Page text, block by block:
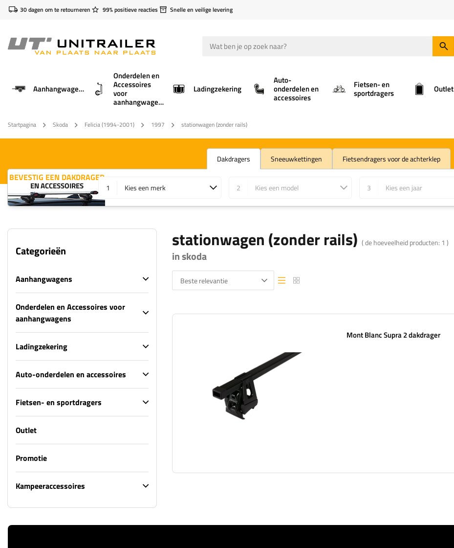
30 dagen om te retourneren 99% positieve reacties Snelle en veilige levering
Aanhangwagens
Onderdelen en
Accessoires
voor
aanhangwagens
Ladingzekering
Auto-
onderdelen en
accessoires
Fietsen- en
sportdragers Outlet
Startpagina Skoda Felicia (1994-2001) 1997 stationwagen (zonder rails)
Dakdragers Sneeuwkettingen Fietsendragers voor de achterklep
BEVESTIG EEN DAKDRAGER
EN ACCESSOIRES 1 Kies een merk 2 Kies een model 3 Kies een jaar
Categorieën
Aanhangwagens
Onderdelen en Accessoires voor
aanhangwagens
Ladingzekering
Auto-onderdelen en accessoires
Fietsen- en sportdragers
Outlet
Promotie
Kampeeraccessoires
stationwagen (zonder rails) ( de hoeveelheid producten: 1 )
in skoda
Beste relevantie Lijstweergave
Lijstweergave
Mont Blanc Supra 2 dakdrager